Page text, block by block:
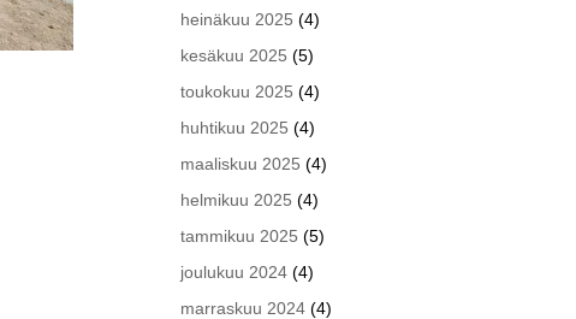
heinäkuu 2025 (4)
kesäkuu 2025 (5)
toukokuu 2025 (4)
huhtikuu 2025 (4)
maaliskuu 2025 (4)
helmikuu 2025 (4)
tammikuu 2025 (5)
joulukuu 2024 (4)
marraskuu 2024 (4)